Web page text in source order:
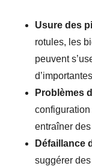
Usure des
rotules, les
peuvent
Problèmes
entraîner
Défaillance
suggérer